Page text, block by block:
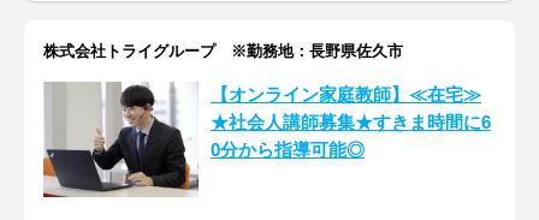
株式会社トライグループ ※勤務地：長野県佐久市
【オンライン家庭教師】≪在宅≫
★社会人講師募集★すきま時間に6
0分から指導可能◎